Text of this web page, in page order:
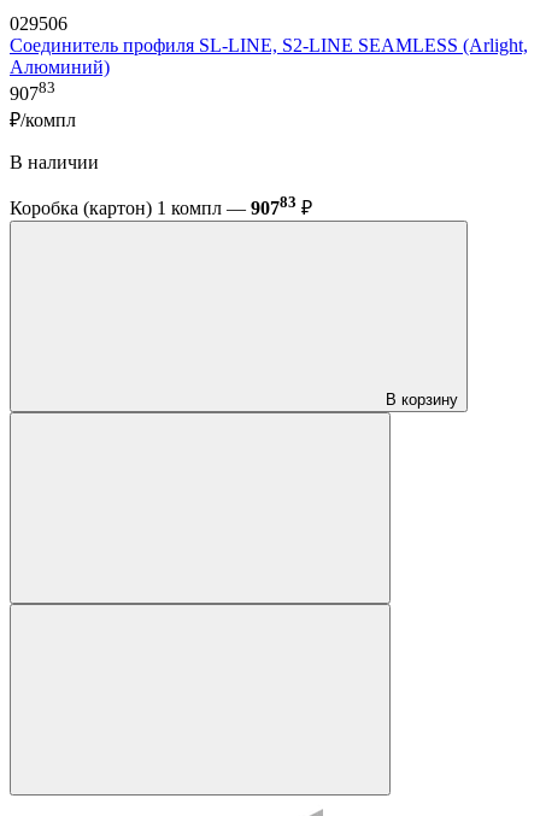
029506
Соединитель профиля SL-LINE, S2-LINE SEAMLESS (Arlight,
Алюминий)
90783
₽/компл
В наличии
Коробка (картон) 1 компл — 90783 ₽
В корзину